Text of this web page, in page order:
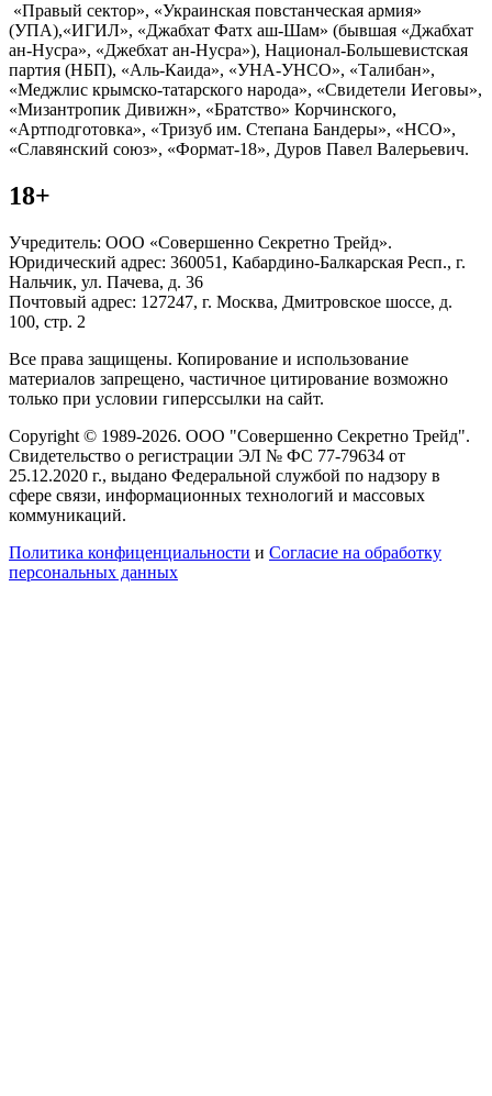
«Правый сектор», «Украинская повстанческая армия»
(УПА),«ИГИЛ», «Джабхат Фатх аш-Шам» (бывшая «Джабхат
ан-Нусра», «Джебхат ан-Нусра»), Национал-Большевистская
партия (НБП), «Аль-Каида», «УНА-УНСО», «Талибан»,
«Меджлис крымско-татарского народа», «Свидетели Иеговы»,
«Мизантропик Дивижн», «Братство» Корчинского,
«Артподготовка», «Тризуб им. Степана Бандеры», «НСО»,
«Славянский союз», «Формат-18», Дуров Павел Валерьевич.
18+
Учредитель: ООО «Совершенно Секретно Трейд».
Юридический адрес: 360051, Кабардино-Балкарская Респ., г.
Нальчик, ул. Пачева, д. 36
Почтовый адрес: 127247, г. Москва, Дмитровское шоссе, д.
100, стр. 2
Все права защищены. Копирование и использование
материалов запрещено, частичное цитирование возможно
только при условии гиперссылки на сайт.
Copyright © 1989-2026. ООО "Совершенно Секретно Трейд".
Свидетельство о регистрации ЭЛ № ФС 77-79634 от
25.12.2020 г., выдано Федеральной службой по надзору в
сфере связи, информационных технологий и массовых
коммуникаций.
Политика конфиценциальности и Согласие на обработку
персональных данных